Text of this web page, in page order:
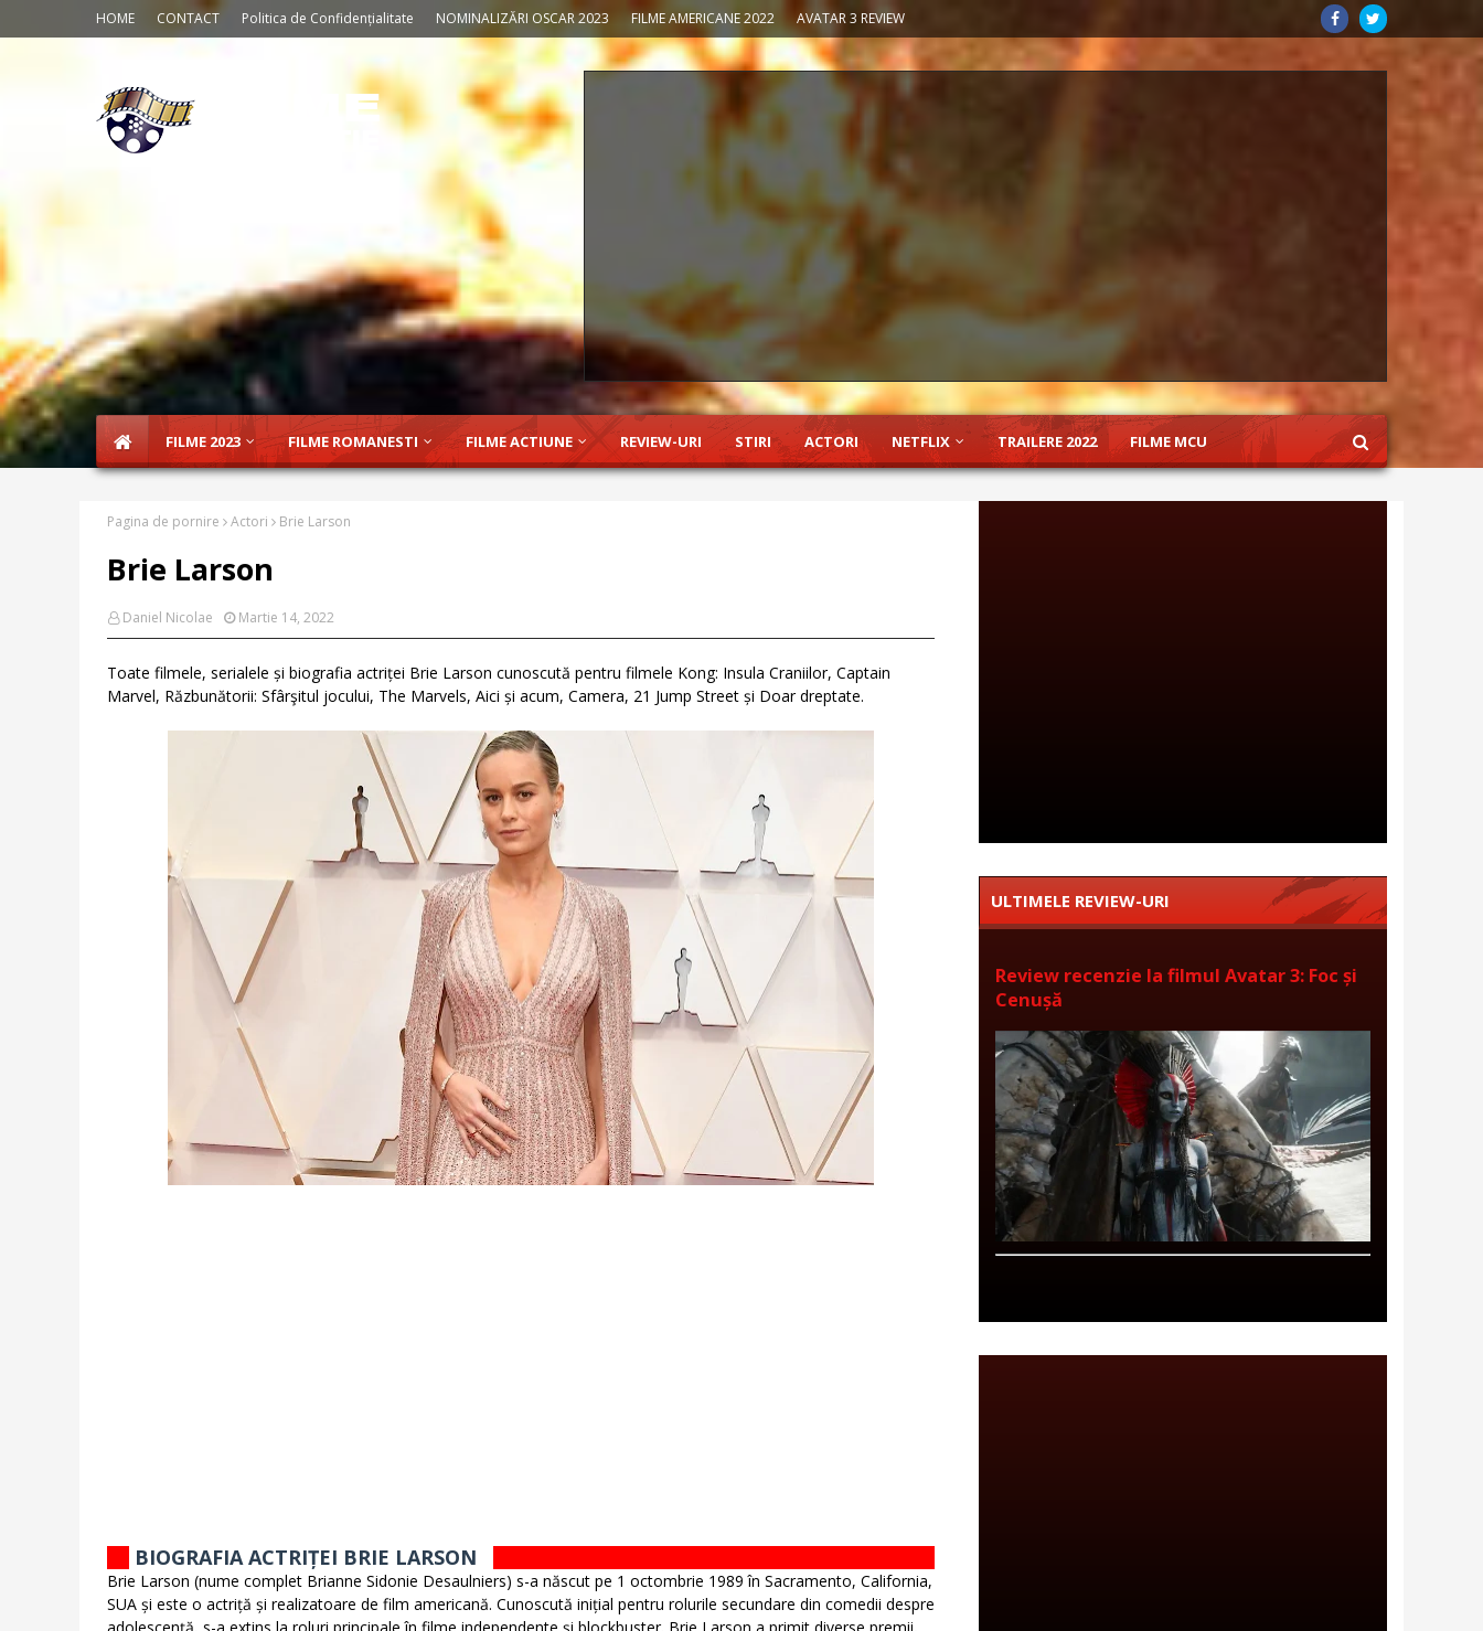
HOME CONTACT Politica de Confidențialitate NOMINALIZĂRI OSCAR 2023 FILME AMERICANE 2022 AVATAR 3 REVIEW
FILME 2023 FILME ROMANESTI FILME ACTIUNE REVIEW-URI STIRI ACTORI NETFLIX TRAILERE 2022 FILME MCU
Pagina de pornire Actori Brie Larson
Brie Larson
Daniel Nicolae Martie 14, 2022
Toate filmele, serialele și biografia actriței Brie Larson cunoscută pentru filmele Kong: Insula Craniilor, Captain
Marvel, Răzbunătorii: Sfârşitul jocului, The Marvels, Aici și acum, Camera, 21 Jump Street și Doar dreptate.
BIOGRAFIA ACTRIȚEI BRIE LARSON
Brie Larson (nume complet Brianne Sidonie Desaulniers) s-a născut pe 1 octombrie 1989 în Sacramento, California,
SUA și este o actriță și realizatoare de film americană. Cunoscută inițial pentru rolurile secundare din comedii despre
ULTIMELE REVIEW-URI
Review recenzie la filmul Avatar 3: Foc și
Cenușă